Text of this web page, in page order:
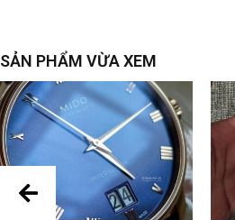
SẢN PHẨM VỪA XEM